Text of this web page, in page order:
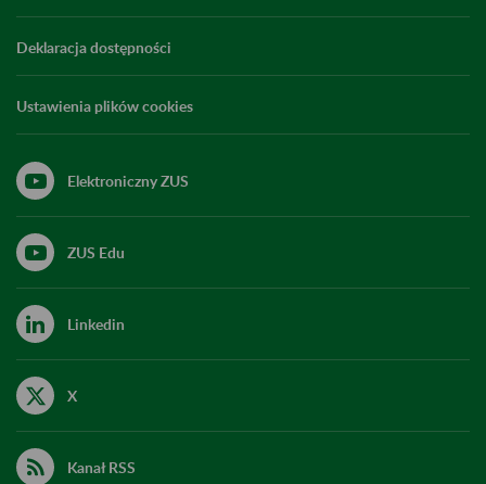
Deklaracja dostępności
Ustawienia plików cookies
Elektroniczny ZUS
ZUS Edu
Linkedin
X
Kanał RSS